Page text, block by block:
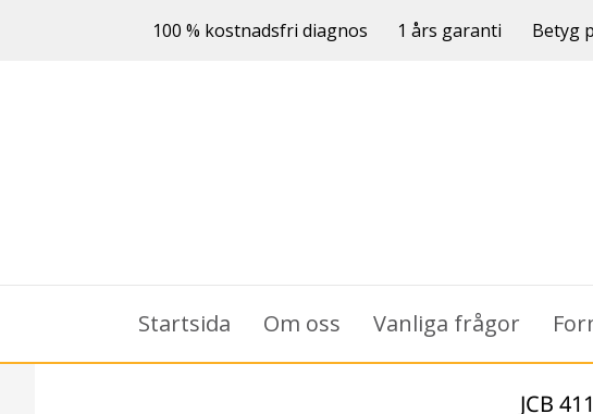
100 % kostnadsfri diagnos 1 års garanti Betyg
Startsida Om oss Vanliga frågor
JCB